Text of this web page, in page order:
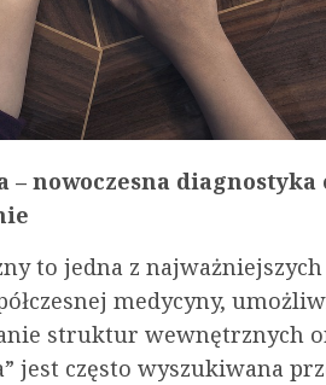
– nowoczesna
to jedna z
medycyny,
struktur wewnętrznych
jest często wyszukiwana